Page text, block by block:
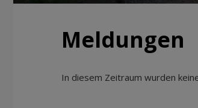
Meldungen
In diesem Zeitraum wurden